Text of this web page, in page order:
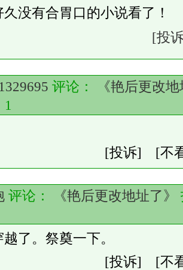
没有合胃口的小说看了！
[投
评论：
《艳后更改
1
[投诉]
[不
评论： 《艳后更改地址了》
了。祭奠一下。
[投诉] [不